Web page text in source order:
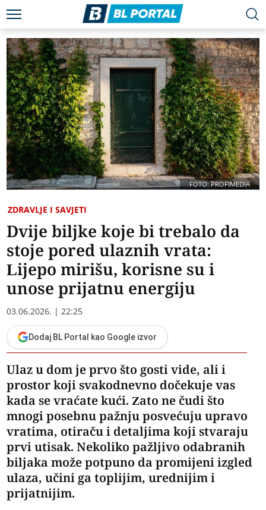
FOTO: PROFIMEDIA
ZDRAVLJE I SAVJETI
Dvije biljke koje bi trebalo da
stoje pored ulaznih vrata:
Lijepo mirišu, korisne su i
unose prijatnu energiju
03.06.2026. | 22:25
Dodaj BL Portal kao Google izvor
Ulaz u dom je prvo što gosti vide, ali i
prostor koji svakodnevno dočekuje vas
kada se vraćate kući. Zato ne čudi što
mnogi posebnu pažnju posvećuju upravo
vratima, otiraču i detaljima koji stvaraju
prvi utisak. Nekoliko pažljivo odabranih
biljaka može potpuno da promijeni izgled
ulaza, učini ga toplijim, urednijim i
prijatnijim.